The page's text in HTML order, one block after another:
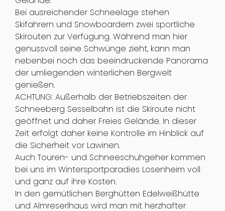
Bei ausreichender Schneelage stehen
Skifahrern und Snowboardern zwei sportliche
Skirouten zur Verfügung. Während man hier
genussvoll seine Schwünge zieht, kann man
nebenbei noch das beeindruckende Panorama
der umliegenden winterlichen Bergwelt
genießen.
ACHTUNG: Außerhalb der Betriebszeiten der
Schneeberg Sesselbahn ist die Skiroute nicht
geöffnet und daher Freies Gelände. In dieser
Zeit erfolgt daher keine Kontrolle im Hinblick auf
die Sicherheit vor Lawinen.
Auch Touren- und Schneeschuhgeher kommen
bei uns im Wintersportparadies Losenheim voll
und ganz auf ihre Kosten.
In den gemütlichen Berghütten Edelweißhütte
und Almreserlhaus wird man mit herzhafter